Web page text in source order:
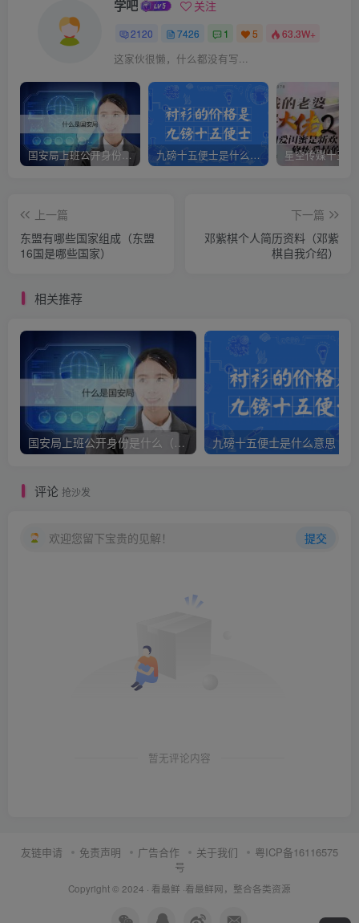
学吧 关注
2120 7426 1 5 63.3W+
这家伙很懒，什么都没有写...
国安局上班公开身份是什么（国安身份对家人保密吗） 九磅十五便士是什么意思（九磅十五便士是什么梗）
上一篇
东盟有哪些国家组成（东盟
16国是哪些国家）
下一篇
邓紫棋个人简历资料（邓紫
棋自我介绍）
相关推荐
国安局上班公开身份是什么（国安身份对家人保密吗）
评论 抢沙发
欢迎您留下宝贵的见解！ 提交
暂无评论内容
友链申请 免责声明 广告合作 关于我们
粤ICP备16116575
号
Copyright © 2024 · 看最鲜 ·看最鲜网，整合各类资源